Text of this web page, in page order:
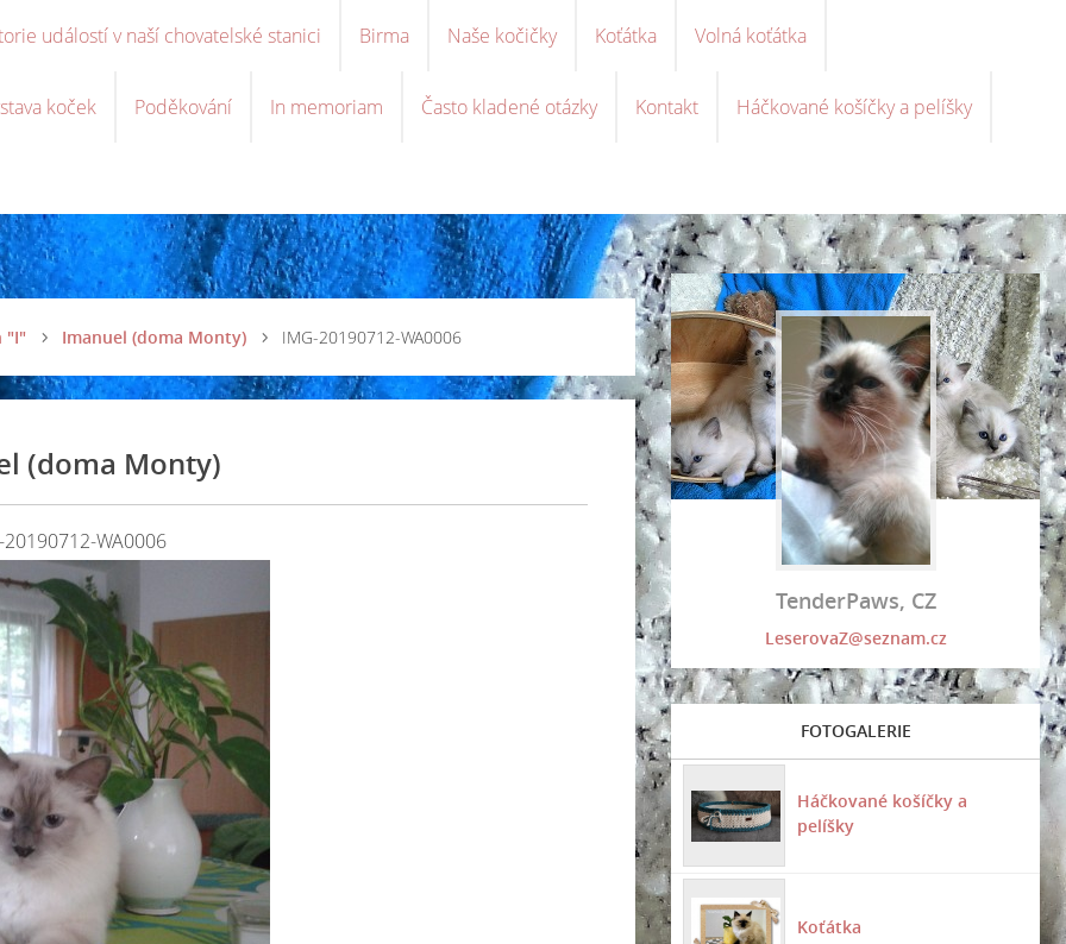
událostí v naší chovatelské stanici Birma Naše kočičky Koťátka Volná koťátka
koček Poděkování In memoriam Často kladené otázky Kontakt Háčkované košíčky a pelíšky
"I" Imanuel (doma Monty) IMG-20190712-WA0006
(doma Monty)
WA0006
TenderPaws, CZ
LeserovaZ@seznam.cz
FOTOGALERIE
Háčkované košíčky a
pelíšky
Koťátka